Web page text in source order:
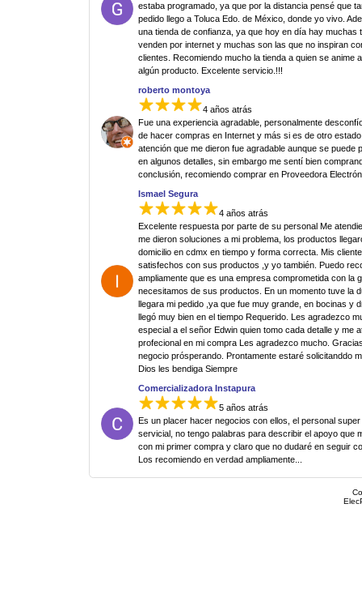
estaba programado, ya que por la distancia pensé que
pedido llego a Toluca Edo. de México, donde yo vivo.
una tienda de confianza, ya que hoy en día hay muchas
venden por internet y muchas son las que no inspiran
clientes. Recomiendo mucho la tienda a quien se anime
algún producto. Excelente servicio.!!!
roberto montoya
4 años atrás
Fue una experiencia agradable, personalmente
de hacer compras en Internet y más si es de otro
atención que me dieron fue agradable aunque se puede
en algunos detalles, sin embargo me sentí bien
conclusión, recomiendo comprar en Proveedora
Ismael Segura
4 años atrás
Excelente respuesta por parte de su personal Me
me dieron soluciones a mi problema, los productos
domicilio en cdmx en tiempo y forma correcta. Mis
satisfechos con sus productos ,y yo también. Puedo
ampliamente que es una empresa comprometida con la
necesitamos de sus productos. En un momento tuve la
llegara mi pedido ,ya que fue muy grande, en bocinas y
llegó muy bien en el tiempo Requerido. Les agradezco
especial a el señor Edwin quien tomo cada detalle y me
profecional en mi compra Les agradezco mucho.
negocio prósperando. Prontamente estaré solicitanddo
Dios les bendiga Siempre
Comercializadora Instapura
5 años atrás
Es un placer hacer negocios con ellos, el personal
servicial, no tengo palabras para describir el apoyo que
con mi primer compra y claro que no dudaré en seguir
Los recomiendo en verdad ampliamente...